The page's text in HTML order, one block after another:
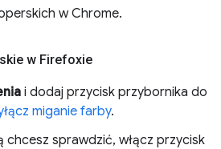
w Chrome.
w Firefoxie
i dodaj przycisk przybornika do
miganie farby.
chcesz sprawdzić, włącz przycisk